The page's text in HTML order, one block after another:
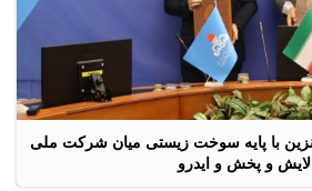
بنزین با پایه سوخت زیستی میان شرکت ملی
و پخش و ایدرو